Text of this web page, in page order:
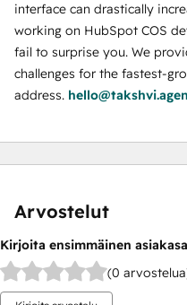
interface can drastically
working on HubSpot COS
fail to surprise you. We
challenges for the fastest-
address.
Arvostelut
Kirjoita ensimmäinen
(0